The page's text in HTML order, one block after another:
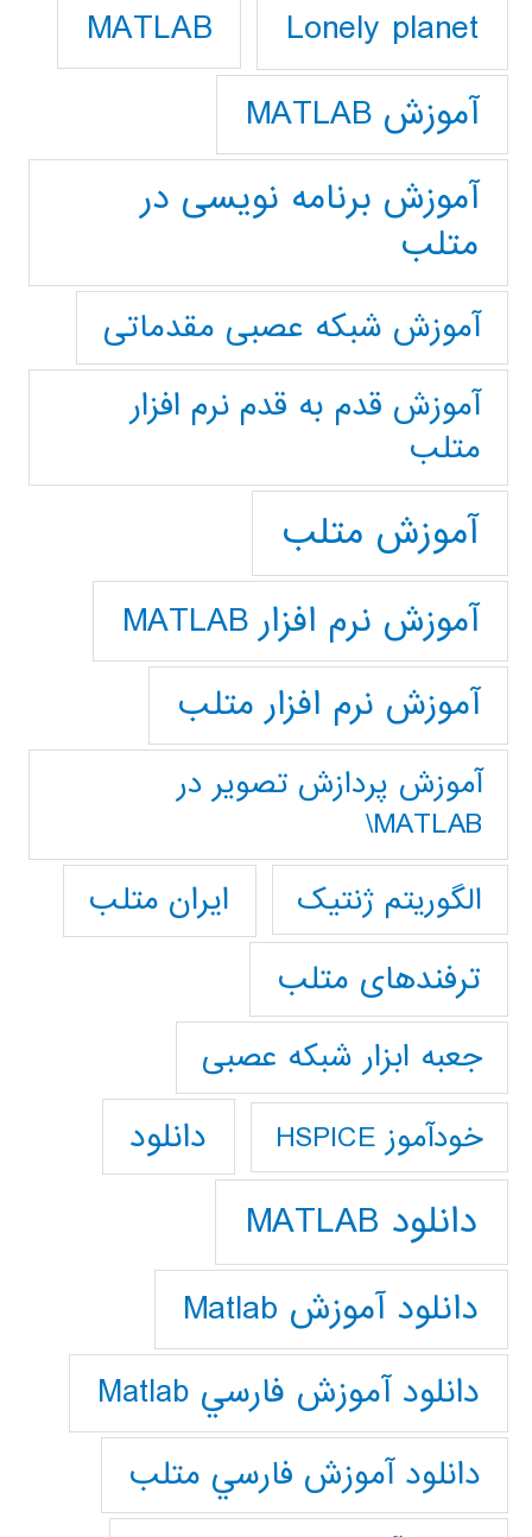
Lonely planet
MATLAB
آموزش MATLAB
آموزش برنامه نویسی در
متلب
آموزش شبکه عصبی مقدماتی
آموزش قدم به قدم نرم افزار
متلب
آموزش متلب
آموزش نرم افزار MATLAB
آموزش نرم افزار متلب
آموزش پردازش تصوير در
MATLAB\
الگوریتم ژنتیک
ایران متلب
ترفندهای متلب
جعبه ابزار شبکه عصبی
خودآموز HSPICE دانلود
دانلود MATLAB
دانلود آموزش Matlab
دانلود آموزش فارسي Matlab
دانلود آموزش فارسي متلب